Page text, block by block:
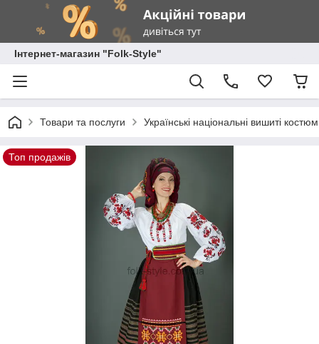
Інтернет-магазин "Folk-Style"
Товари та послуги Українські національні вишиті
Топ продажів